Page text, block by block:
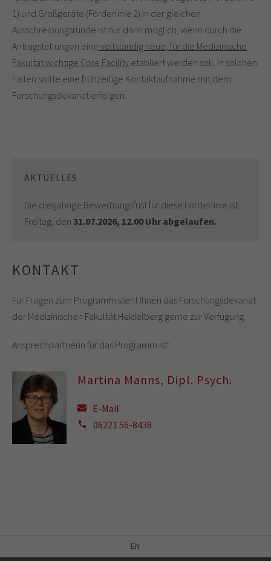
1) und Großgeräte (Förderlinie 2) in der gleichen
Ausschreibungsrunde ist nur dann möglich, wenn durch die
Antragstellungen eine vollständig neue, für die Medizinische
Fakultät wichtige Core Facility etabliert werden soll. In solchen
Fällen sollte eine frühzeitige Kontaktaufnahme mit dem
Forschungsdekanat erfolgen.
AKTUELLES
Die diesjährige Bewerbungsfrist für diese Förderlinie ist
Freitag, den 31.07.2026, 12.00 Uhr abgelaufen.
KONTAKT
Für Fragen zum Programm steht Ihnen das Forschungsdekanat
der Medizinischen Fakultät Heidelberg gerne zur Verfügung.
Ansprechpartnerin für das Programm ist:
Martina Manns, Dipl. Psych.
E-Mail
06221 56-8438
EN